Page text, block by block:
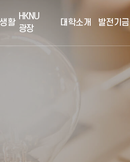
활
HKNU
광장
대학소개 발전기금